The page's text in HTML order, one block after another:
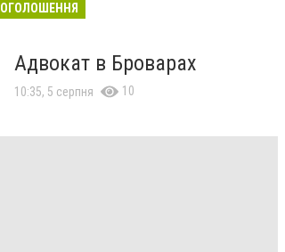
ОГОЛОШЕННЯ
Адвокат в Броварах
10:35, 5 серпня 10